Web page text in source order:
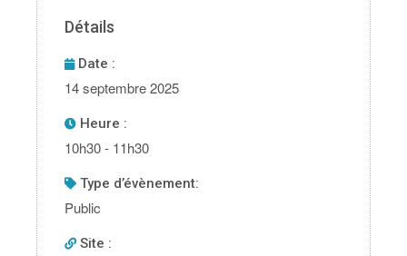
Détails
Date :
14 septembre 2025
Heure :
10h30 - 11h30
type d’évènement:
Public
Site :